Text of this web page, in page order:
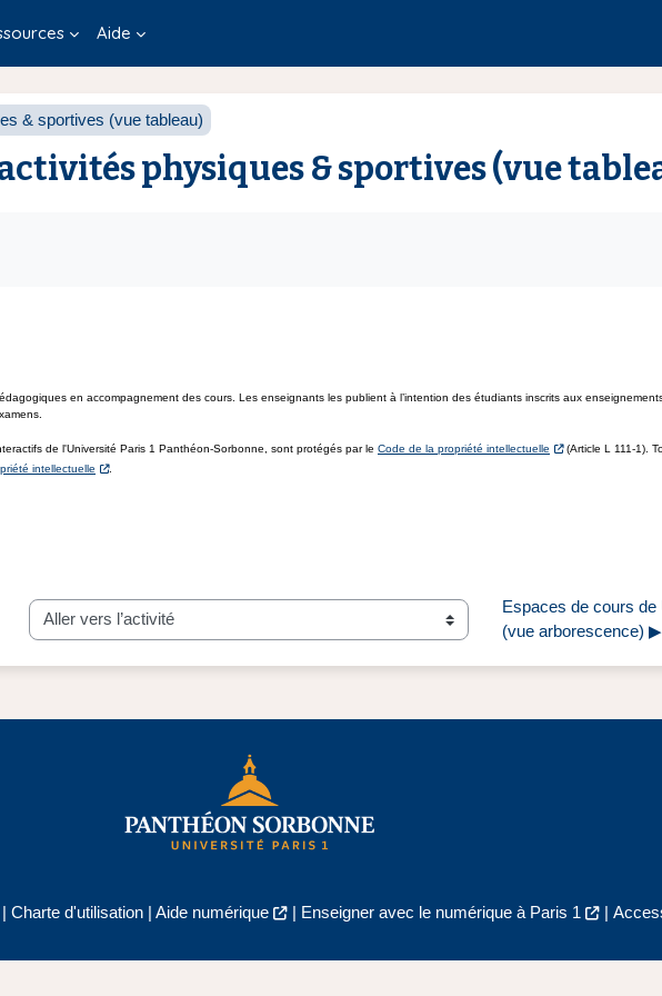
Aide
& sportives (vue tableau)
activités physiques & sportives (vue
en accompagnement des cours. Les enseignants les publient à l’intention des étudiants inscrits aux
de l'Université Paris 1 Panthéon-Sorbonne, sont protégés par le Code de la propriété intellectuelle
(Article L 111-1).
intellectuelle
.
Aller vers l’activité
Espaces de cours
(vue arborescence) ▶︎
Charte d'utilisation| Aide numérique | Enseigner avec le numérique à Paris 1 |